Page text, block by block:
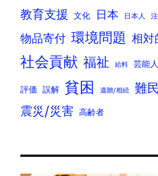
教育支援 文化 日本 日本人
物品寄付 環境問題 相対
社会貢献 福祉 給料 芸能
評価 誤解 貧困 遺贈/相続 難
震災/災害 高齢者